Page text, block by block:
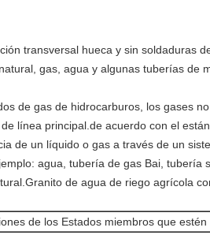
transversal hueca y sin soldaduras
gas, agua y algunas tuberías de
de gas de hidrocarburos, los gases
línea principal.de acuerdo con el
de un líquido o gas a través de un
agua, tubería de gas Bai,
de agua de riego agrícola
de los Estados miembros que